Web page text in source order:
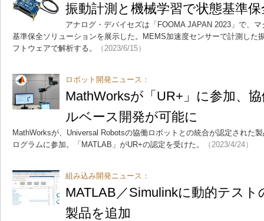
振動計測と機械学習で状態基準
アナログ・デバイセズは「FOOMA JAPAN 2023」で、
基準保全ソリューションを展示した。MEMS加速度センサーで計測した
フトウェアで解析する。
（2023/6/15）
ロボット開発ニュース：
MathWorksが「UR+」に参加、
ルベース開発が可能に
MathWorksが、Universal Robotsの協働ロボットとの統合が認定された
ログラムに参加。「MATLAB」がUR+の認定を受けた。
（2023/4/24）
組み込み開発ニュース：
MATLAB／Simulinkに動的テス
製品を追加